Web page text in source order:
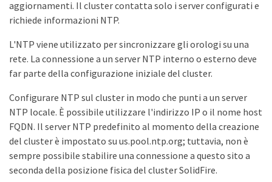
aggiornamenti. Il cluster contatta solo i server configurati e
richiede informazioni NTP.
L'NTP viene utilizzato per sincronizzare gli orologi su una
rete. La connessione a un server NTP interno o esterno deve
far parte della configurazione iniziale del cluster.
Configurare NTP sul cluster in modo che punti a un server
NTP locale. È possibile utilizzare l'indirizzo IP o il nome host
FQDN. Il server NTP predefinito al momento della creazione
del cluster è impostato su us.pool.ntp.org; tuttavia, non è
sempre possibile stabilire una connessione a questo sito a
seconda della posizione fisica del cluster SolidFire.